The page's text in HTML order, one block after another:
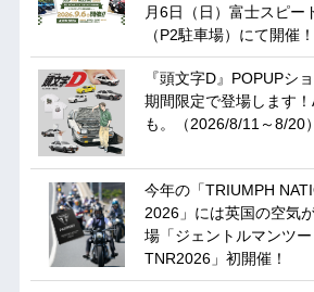
月6日（日）富士スピー
（P2駐車場）にて開催！
『頭文字D』POPUPシ
期間限定で登場します
も。（2026/8/11～8/20）
今年の「TRIUMPH
2026」には英国の空気
場「ジェントルマンツ
TNR2026」初開催！